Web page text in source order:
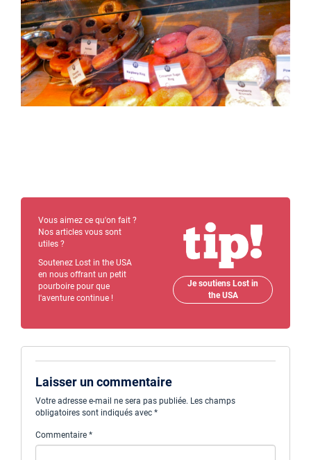
Vous aimez ce qu'on fait ?
Nos articles vous sont
utiles ?
Soutenez Lost in the USA
en nous offrant un petit
pourboire pour que
l'aventure continue !
Je soutiens Lost in
the USA
Laisser un commentaire
Votre adresse e-mail ne sera pas publiée. Les champs
obligatoires sont indiqués avec *
Commentaire *